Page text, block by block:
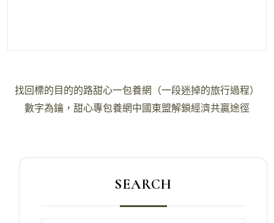
文
找回標的目的的路甜心一包養網（一段迷掉的旅行過程）
數字為鑰，甜心專包養網中國東盟解鎖經濟共贏途徑
SEARCH